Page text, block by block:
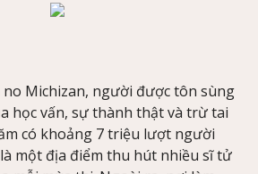
Michizan, người được tôn sùng
học vấn, sự thành thật và trừ tai
có khoảng 7 triệu lượt người
một địa điểm thu hút nhiều sĩ tử